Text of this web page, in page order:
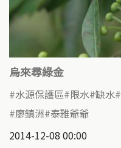
烏來尋綠金
水源保護區 限水 缺水
廖鎮洲 泰雅爺爺
2014-12-08 00:00